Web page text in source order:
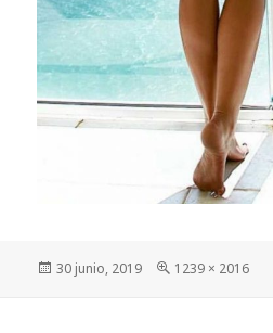
Publicado
30 junio, 2019
Tamaño
1239 × 2016